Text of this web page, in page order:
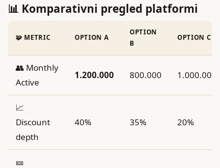
📊 Komparativni pregled platformi
🧩 METRIC OPTION A
OPTION
B
OPTION C
👥 Monthly
Active
1.200.000 800.000 1.000.000
📈
Discount
depth
40% 35% 20%
🎫